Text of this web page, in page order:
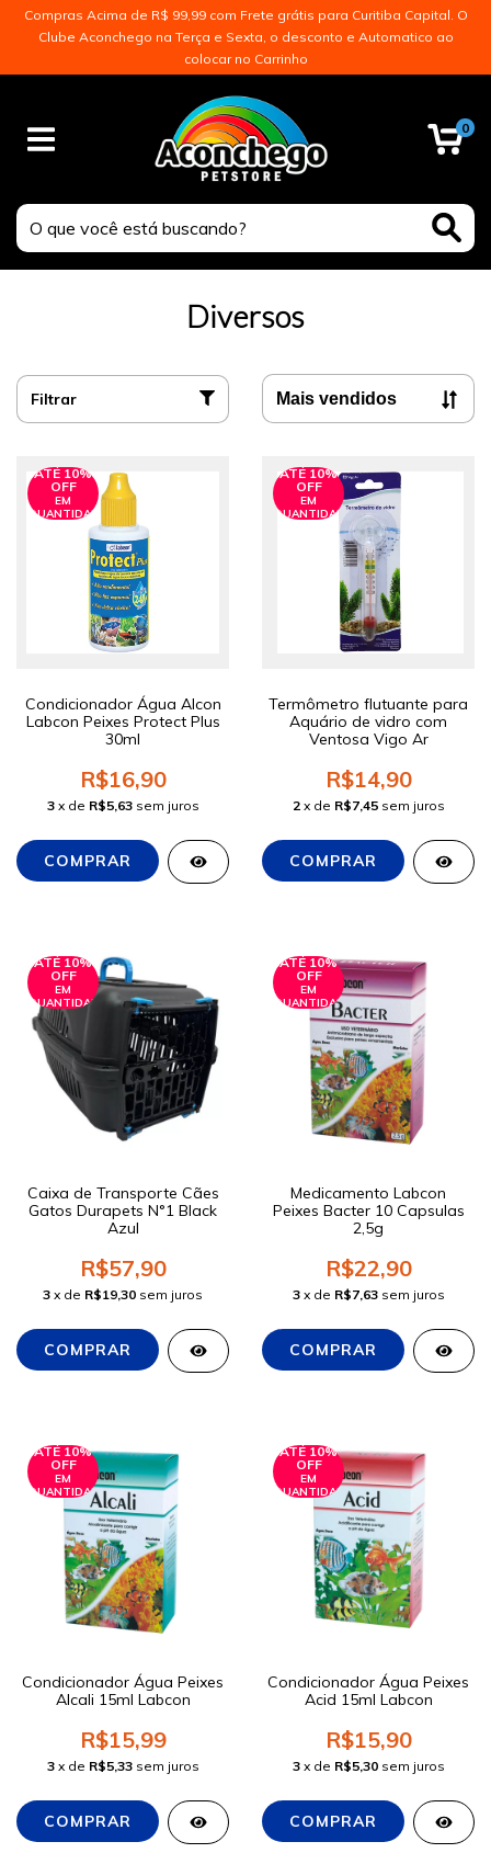
Compras Acima de R$ 99,99 com Frete grátis para Curitiba Capital. O
Clube Aconchego na Terça e Sexta, o desconto e Automatico ao
colocar no Carrinho
0
Diversos
Filtrar
ATÉ 10%
OFF
EM
QUANTIDADE
Condicionador Água Alcon
Labcon Peixes Protect Plus
30ml
R$16,90
3 x de R$5,63 sem juros
ATÉ 10%
OFF
EM
QUANTIDADE
Termômetro flutuante para
Aquário de vidro com
Ventosa Vigo Ar
R$14,90
2 x de R$7,45 sem juros
ATÉ 10%
OFF
EM
QUANTIDADE
Caixa de Transporte Cães
Gatos Durapets N°1 Black
Azul
R$57,90
3 x de R$19,30 sem juros
ATÉ 10%
OFF
EM
QUANTIDADE
Medicamento Labcon
Peixes Bacter 10 Capsulas
2,5g
R$22,90
3 x de R$7,63 sem juros
ATÉ 10%
OFF
EM
QUANTIDADE
Condicionador Água Peixes
Alcali 15ml Labcon
R$15,99
3 x de R$5,33 sem juros
ATÉ 10%
OFF
EM
QUANTIDADE
Condicionador Água Peixes
Acid 15ml Labcon
R$15,90
3 x de R$5,30 sem juros